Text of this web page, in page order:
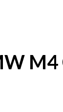
M4